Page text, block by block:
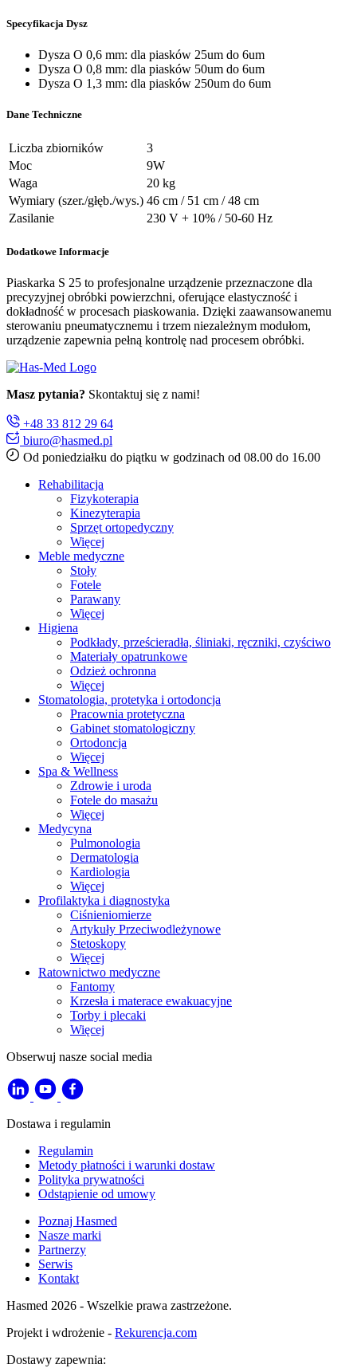
Specyfikacja Dysz
Dysza O 0,6 mm: dla piasków 25um do 6um
Dysza O 0,8 mm: dla piasków 50um do 6um
Dysza O 1,3 mm: dla piasków 250um do 6um
Dane Techniczne
Liczba zbiorników
3
Moc
9W
Waga
20 kg
Wymiary (szer./głęb./wys.) 46 cm / 51 cm / 48 cm
Zasilanie
230 V + 10% / 50-60 Hz
Dodatkowe Informacje
Piaskarka S 25 to profesjonalne urządzenie przeznaczone dla
precyzyjnej obróbki powierzchni, oferujące elastyczność i
dokładność w procesach piaskowania. Dzięki zaawansowanemu
sterowaniu pneumatycznemu i trzem niezależnym modułom,
urządzenie zapewnia pełną kontrolę nad procesem obróbki.
Masz pytania? Skontaktuj się z nami!
+48 33 812 29 64
biuro@hasmed.pl
Od poniedziałku do piątku w godzinach od 08.00 do 16.00
Rehabilitacja
Fizykoterapia
Kinezyterapia
Sprzęt ortopedyczny
Więcej
Meble medyczne
Stoły
Fotele
Parawany
Więcej
Higiena
Podkłady, prześcieradła, śliniaki, ręczniki, czyściwo
Materiały opatrunkowe
Odzież ochronna
Więcej
Stomatologia, protetyka i ortodoncja
Pracownia protetyczna
Gabinet stomatologiczny
Ortodoncja
Więcej
Spa & Wellness
Zdrowie i uroda
Fotele do masażu
Więcej
Medycyna
Pulmonologia
Dermatologia
Kardiologia
Więcej
Profilaktyka i diagnostyka
Ciśnieniomierze
Artykuły Przeciwodleżynowe
Stetoskopy
Więcej
Ratownictwo medyczne
Fantomy
Krzesła i materace ewakuacyjne
Torby i plecaki
Więcej
Obserwuj nasze social media
Dostawa i regulamin
Regulamin
Metody płatności i warunki dostaw
Polityka prywatności
Odstąpienie od umowy
Poznaj Hasmed
Nasze marki
Partnerzy
Serwis
Kontakt
Hasmed 2026 - Wszelkie prawa zastrzeżone.
Projekt i wdrożenie - Rekurencja.com
Dostawy zapewnia: